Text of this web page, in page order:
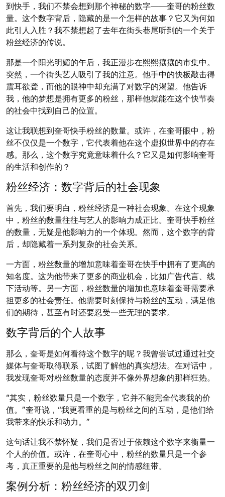
到快手，我们不禁会想到那个神秘的数字——奎哥的粉丝数
量。这个数字背后，隐藏的是一个怎样的故事？它又为何如
此引人入胜？我不禁想起了去年在街头巷尾听到的一个关于
粉丝经济的传说。
那是一个阳光明媚的午后，我正漫步在熙熙攘攘的市集中。
突然，一个街头艺人吸引了我的注意。他手中的快板敲击得
震耳欲聋，而他的眼神中却充满了对数字的渴望。他告诉
我，他的梦想是拥有更多的粉丝，那样他就能在这个快节奏
的社会中找到自己的位置。
这让我联想到奎哥快手粉丝的数量。或许，在奎哥眼中，粉
丝不仅仅是一个数字，它代表着他在这个虚拟世界中的存在
感。那么，这个数字究竟意味着什么？它又是如何影响奎哥
的生活和创作的？
粉丝经济：数字背后的社会现象
首先，我们要明白，粉丝经济是一种社会现象。在这个现象
中，粉丝的数量往往与艺人的影响力成正比。奎哥快手粉丝
的数量，无疑是他影响力的一个体现。然而，这个数字的背
后，却隐藏着一系列复杂的社会关系。
一方面，粉丝数量的增加意味着奎哥在快手中拥有了更高的
知名度。这为他带来了更多的商业机会，比如广告代言、线
下活动等。另一方面，粉丝数量的增加也意味着奎哥需要承
担更多的社会责任。他需要时刻保持与粉丝的互动，满足他
们的期待，甚至有时还要忍受一些无理的要求。
数字背后的个人故事
那么，奎哥是如何看待这个数字的呢？我曾尝试过通过社交
媒体与奎哥取得联系，试图了解他的真实想法。在对话中，
我发现奎哥对粉丝数量的态度并不像外界想象的那样狂热。
“其实，粉丝数量只是一个数字，它并不能完全代表我的价
值。”奎哥说，“我更看重的是与粉丝之间的互动，是他们给
我带来的快乐和动力。”
这句话让我不禁怀疑，我们是否过于依赖这个数字来衡量一
个人的价值。或许，在奎哥心中，粉丝的数量只是一个参
考，真正重要的是他与粉丝之间的情感纽带。
案例分析：粉丝经济的双刃剑